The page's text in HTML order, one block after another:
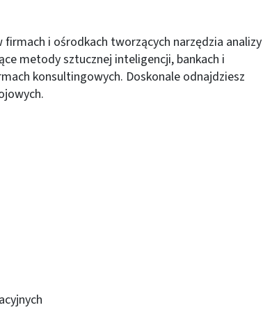
firmach i ośrodkach tworzących narzędzia analizy
metody sztucznej inteligencji, bankach i
konsultingowych. Doskonale odnajdziesz